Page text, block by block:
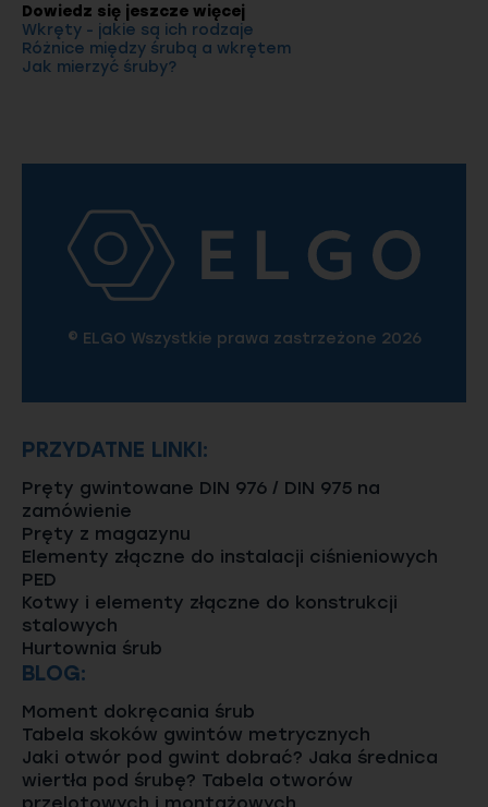
Dowiedz się jeszcze więcej
Wkręty - jakie są ich rodzaje
Różnice między śrubą a wkrętem
Jak mierzyć śruby?
© ELGO Wszystkie prawa zastrzeżone 2026
PRZYDATNE LINKI:
Pręty gwintowane DIN 976 / DIN 975 na
zamówienie
Pręty z magazynu
Elementy złączne do instalacji ciśnieniowych
PED
Kotwy i elementy złączne do konstrukcji
stalowych
Hurtownia śrub
BLOG:
Moment dokręcania śrub
Tabela skoków gwintów metrycznych
Jaki otwór pod gwint dobrać? Jaka średnica
wiertła pod śrubę? Tabela otworów
przelotowych i montażowych